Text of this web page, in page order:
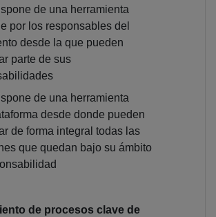
de una herramienta
por los responsables del
desde la que pueden
parte de sus
de una herramienta
desde donde pueden
de forma integral todas las
que quedan bajo su ámbito
de procesos clave de